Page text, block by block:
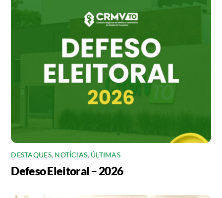
DESTAQUES, NOTÍCIAS, ÚLTIMAS
Defeso Eleitoral – 2026